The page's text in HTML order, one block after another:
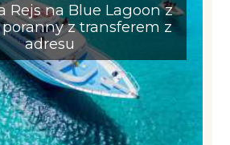
Rejs na Blue Lagoon z
poranny z transferem z
adresu